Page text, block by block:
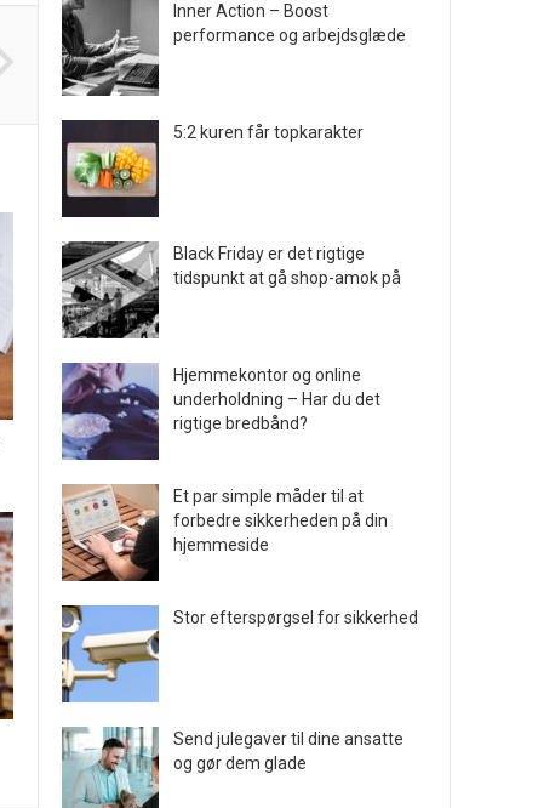
Inner Action – Boost
performance og arbejdsglæde
5:2 kuren får topkarakter
Black Friday er det rigtige
tidspunkt at gå shop-amok på
Hjemmekontor og online
underholdning – Har du det
rigtige bredbånd?
Et par simple måder til at
forbedre sikkerheden på din
hjemmeside
Stor efterspørgsel for sikkerhed
Send julegaver til dine ansatte
og gør dem glade